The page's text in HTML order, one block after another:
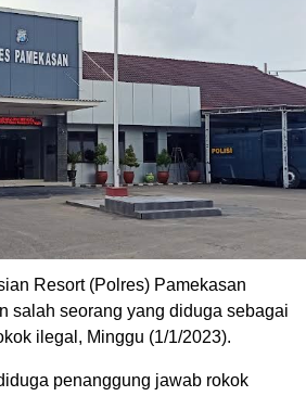
Resort (Polres) Pamekasan
salah seorang yang diduga sebagai
ilegal, Minggu (1/1/2023).
penanggung jawab rokok